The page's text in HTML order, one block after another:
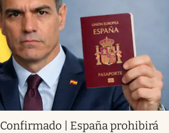
Confirmado | España prohibirá